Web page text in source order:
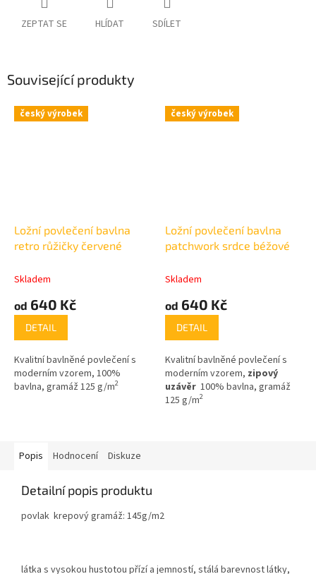
ZEPTAT SE HLÍDAT SDÍLET
Související produkty
český výrobek
Ložní povlečení bavlna
retro růžičky červené
Skladem
od 640 Kč
DETAIL
Kvalitní bavlněné povlečení s
moderním vzorem, 100%
bavlna, gramáž 125 g/m2
český výrobek
Ložní povlečení bavlna
patchwork srdce béžové
Skladem
od 640 Kč
DETAIL
Kvalitní bavlněné povlečení s
moderním vzorem, zipový
uzávěr 100% bavlna, gramáž
125 g/m2
Popis Hodnocení Diskuze
Detailní popis produktu
povlak krepový gramáž: 145g/m2
látka s vysokou hustotou přízí a jemností, stálá barevnost látky,